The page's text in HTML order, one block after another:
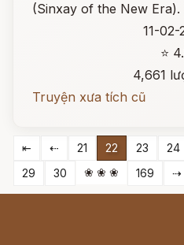
(Sinxay of the New Era).
11-02-
⭐
4,661
Truyện xưa tích cũ
⇤ ⇠ 21 22 23 24
29
30 ❀ ❀ ❀ 169 ⇢